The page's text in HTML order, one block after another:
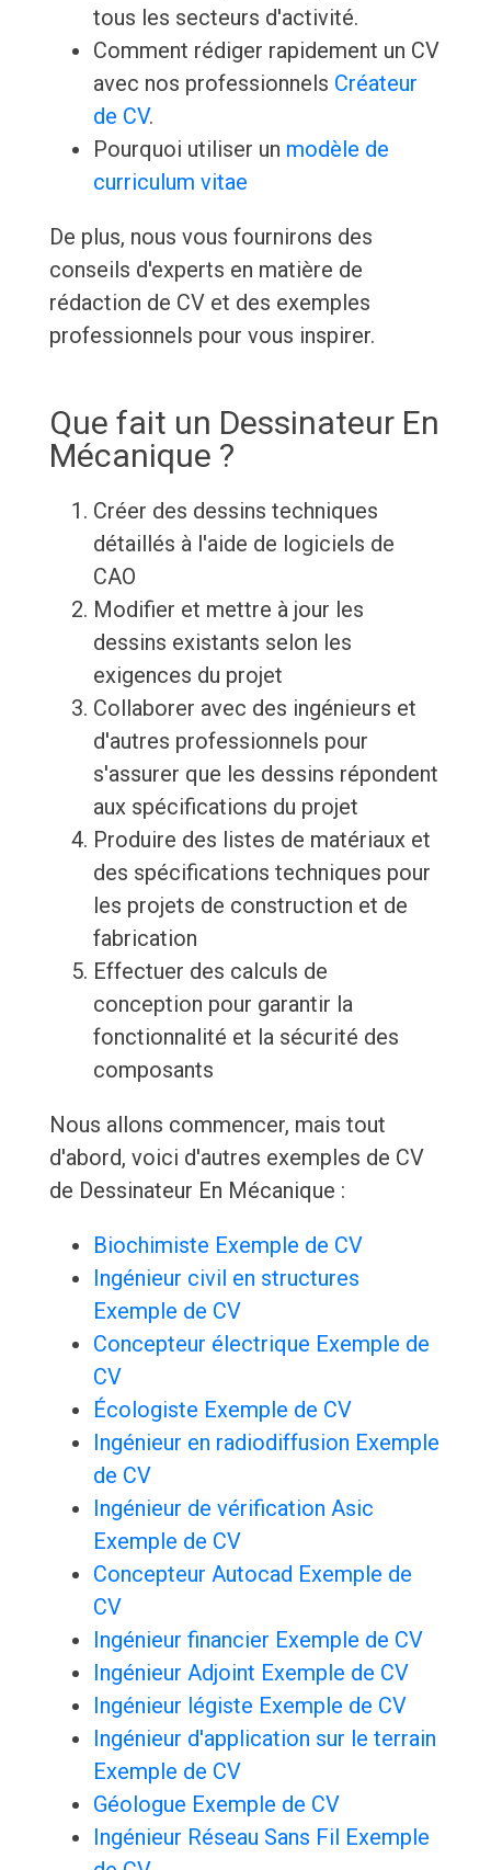
tous les secteurs d'activité.
Comment rédiger rapidement un CV
avec nos professionnels Créateur
de CV.
Pourquoi utiliser un modèle de
curriculum vitae
De plus, nous vous fournirons des
conseils d'experts en matière de
rédaction de CV et des exemples
professionnels pour vous inspirer.
Que fait un Dessinateur En
Mécanique ?
Créer des dessins techniques
détaillés à l'aide de logiciels de
CAO
Modifier et mettre à jour les
dessins existants selon les
exigences du projet
Collaborer avec des ingénieurs et
d'autres professionnels pour
s'assurer que les dessins répondent
aux spécifications du projet
Produire des listes de matériaux et
des spécifications techniques pour
les projets de construction et de
fabrication
Effectuer des calculs de
conception pour garantir la
fonctionnalité et la sécurité des
composants
Nous allons commencer, mais tout
d'abord, voici d'autres exemples de CV
de Dessinateur En Mécanique :
Biochimiste Exemple de CV
Ingénieur civil en structures
Exemple de CV
Concepteur électrique Exemple de
CV
Écologiste Exemple de CV
Ingénieur en radiodiffusion Exemple
de CV
Ingénieur de vérification Asic
Exemple de CV
Concepteur Autocad Exemple de
CV
Ingénieur financier Exemple de CV
Ingénieur Adjoint Exemple de CV
Ingénieur légiste Exemple de CV
Ingénieur d'application sur le terrain
Exemple de CV
Géologue Exemple de CV
Ingénieur Réseau Sans Fil Exemple